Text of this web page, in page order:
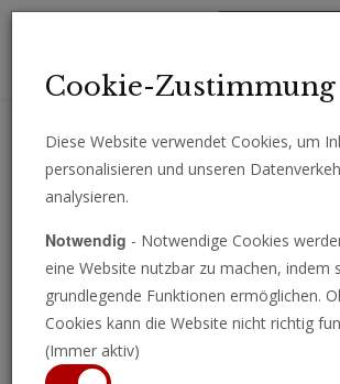
Erhalten Sie wichtige Analysen, Kommentare
Cookie-Zustimmung
Diese Website verwendet Cookies, um
personalisieren und unseren
analysieren.
Notwendig - Notwendige Cookies
eine Website nutzbar zu machen, indem
grundlegende Funktionen ermöglichen.
Cookies kann die Website nicht richtig
(Immer aktiv)